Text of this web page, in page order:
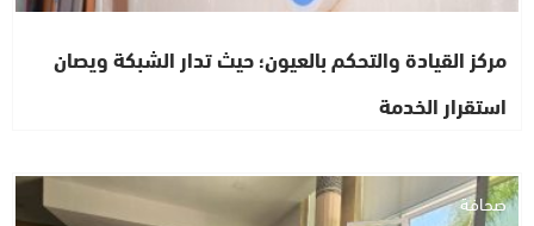
مركز القيادة والتحكم بالعيون؛ حيث تدار الشبكة ويصان
استقرار الخدمة
صحافة